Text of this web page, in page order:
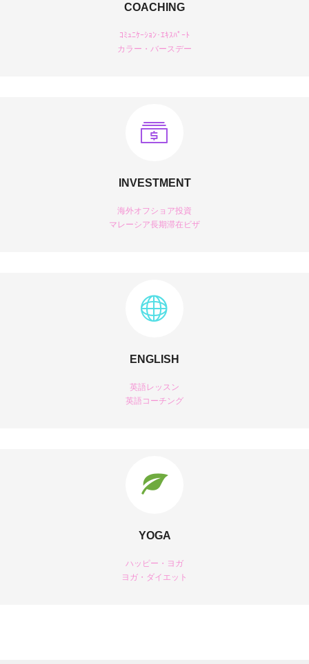
COACHING
ｺﾐｭﾆｹｰｼｮﾝ･ｴｷｽﾊﾟｰﾄ
カラー・バースデー
INVESTMENT
海外オフショア投資
マレーシア長期滞在ビザ
ENGLISH
英語レッスン
英語コーチング
YOGA
ハッピー・ヨガ
ヨガ・ダイエット